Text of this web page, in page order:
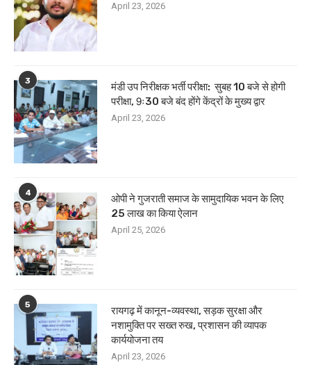
April 23, 2026
3
मंडी उप निरीक्षक भर्ती परीक्षा: सुबह 10 बजे से होगी
परीक्षा, 9ः30 बजे बंद होंगे केंद्रों के मुख्य द्वार
April 23, 2026
4
ओपी ने गुजराती समाज के सामुदायिक भवन के लिए
25 लाख का किया ऐलान
April 25, 2026
5
रायगढ़ में कानून-व्यवस्था, सड़क सुरक्षा और
नशामुक्ति पर सख्त रुख, प्रशासन की व्यापक
कार्ययोजना तय
April 23, 2026